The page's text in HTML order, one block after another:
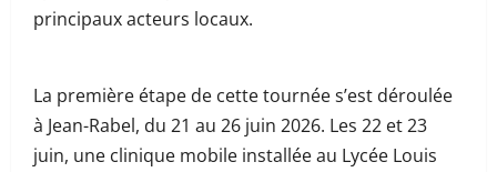
principaux acteurs locaux.
La première étape de cette tournée s’est déroulée
à Jean-Rabel, du 21 au 26 juin 2026. Les 22 et 23
juin, une clinique mobile installée au Lycée Louis